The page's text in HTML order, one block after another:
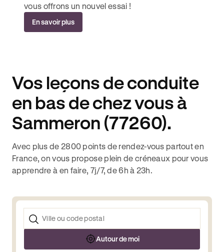
vous offrons un nouvel essai !
En savoir plus
Vos leçons de conduite
en bas de chez vous à
Sammeron (77260).
Avec plus de 2800 points de rendez-vous partout en
France, on vous propose plein de créneaux pour vous
apprendre à en faire, 7j/7, de 6h à 23h.
Autour de moi